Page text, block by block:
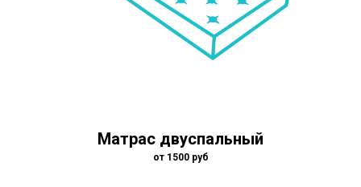
Матрас двуспальный
от 1500 руб